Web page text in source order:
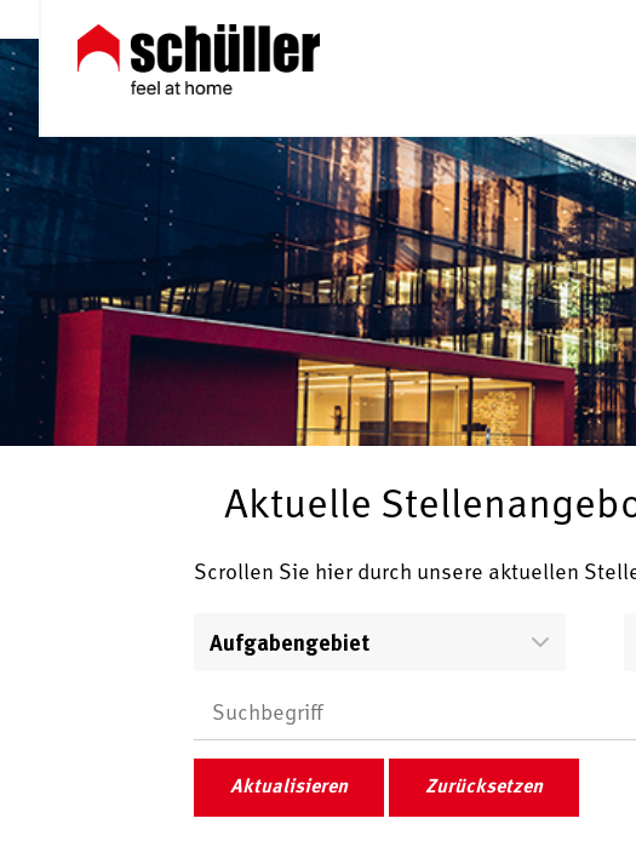
Aktuelle
Scrollen Sie hier durch unsere aktuellen
Aufgabengebiet
Aktualisieren Zurücksetzen